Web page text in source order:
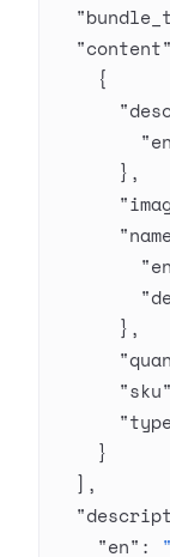
  "content"
    {
      },
      },
      "sku"
    }
  ],
    "en"
: